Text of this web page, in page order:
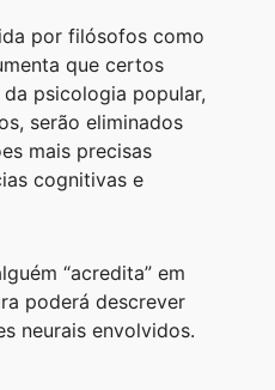
por filósofos como
que certos
psicologia popular,
serão eliminados
mais precisas
cognitivas e
“acredita” em
poderá descrever
neurais envolvidos.